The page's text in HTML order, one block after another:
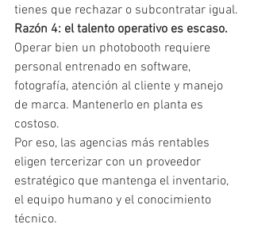
tienes que rechazar o subcontratar igual.
Razón 4: el talento operativo es escaso.
Operar bien un photobooth requiere
personal entrenado en software,
fotografía, atención al cliente y manejo
de marca. Mantenerlo en planta es
costoso.
Por eso, las agencias más rentables
eligen tercerizar con un proveedor
estratégico que mantenga el inventario,
el equipo humano y el conocimiento
técnico.